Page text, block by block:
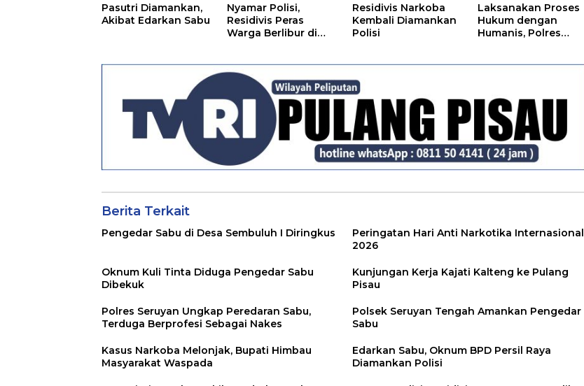
Pasutri Diamankan,
Akibat Edarkan Sabu
Nyamar Polisi,
Residivis Peras
Warga Berlibur di
Residivis Narkoba
Kembali Diamankan
Polisi
Laksanakan Proses
Hukum dengan
Humanis, Polres
Berita Terkait
Pengedar Sabu di Desa Sembuluh I Diringkus
Peringatan Hari Anti Narkotika Internasional
2026
Oknum Kuli Tinta Diduga Pengedar Sabu
Dibekuk
Kunjungan Kerja Kajati Kalteng ke Pulang
Pisau
Polres Seruyan Ungkap Peredaran Sabu,
Terduga Berprofesi Sebagai Nakes
Polsek Seruyan Tengah Amankan Pengedar
Sabu
Kasus Narkoba Melonjak, Bupati Himbau
Masyarakat Waspada
Edarkan Sabu, Oknum BPD Persil Raya
Diamankan Polisi